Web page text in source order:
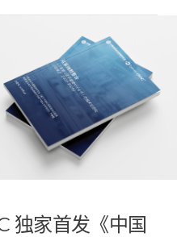
独家首发《中国